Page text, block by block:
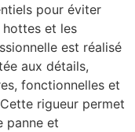
pour éviter
hottes et les
est réalisé
aux détails,
fonctionnelles et
rigueur permet
panne et